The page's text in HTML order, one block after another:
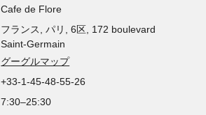
Cafe de Flore
フランス, パリ, 6区, 172 boulevard
Saint-Germain
グーグルマップ
+33-1-45-48-55-26
7:30–25:30